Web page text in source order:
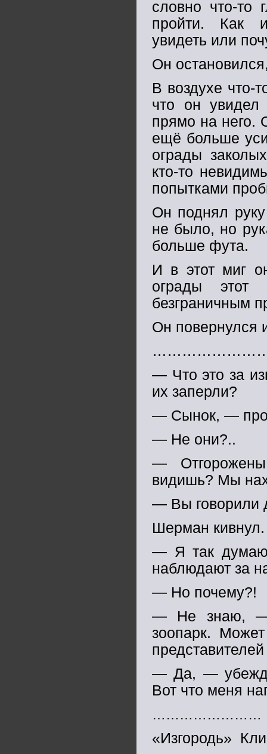
словно что-то
пройти. Как
увидеть или
Он
В воздухе что-
что он увидел
прямо на него.
ещё больше
ограды
кто-то
попытками
Он поднял
не было, но
больше фута.
И в этот миг
ограды этот
безграничным
Он повернулся
— Что это за
их заперли?
— Сынок, —
— Не они?..
—
видишь? Мы
— Вы говорили
Шерман кивнул.
— Я так думаю.
наблюдают за
— Но почему?!
— Не знаю, —
зоопарк.
— Да, —
Вот что меня
……………………
«Изгородь»